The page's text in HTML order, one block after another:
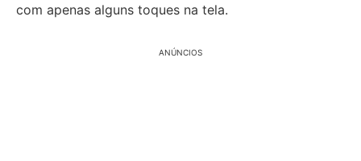
com apenas alguns toques na tela.
ANÚNCIOS